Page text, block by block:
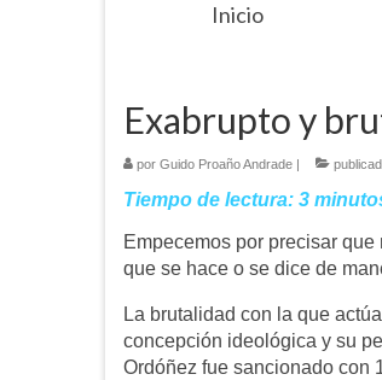
Inicio
Exabrupto y
por Guido Proaño Andrade |
Tiempo de lectura: 3
Empecemos por precisar
que se hace o se dice de
La brutalidad con la que
concepción ideológica y su
Ordóñez fue sancionado con